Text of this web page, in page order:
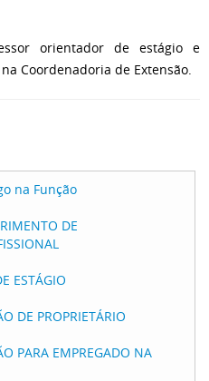
orientador de estágio e
Coordenadoria de Extensão.
na Função
DE
ESTÁGIO
DE PROPRIETÁRIO
PARA EMPREGADO NA